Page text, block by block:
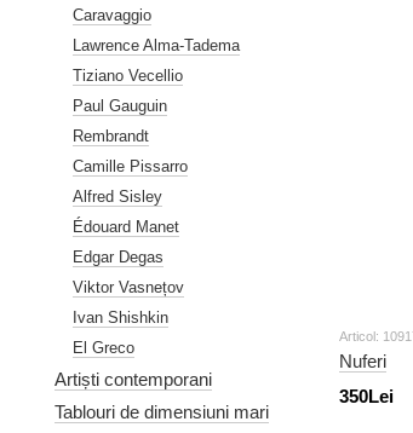
Articol:
Nuferi
350Lei
Caravaggio
Lawrence Alma-Tadema
Tiziano Vecellio
Paul Gauguin
Rembrandt
Camille Pissarro
Alfred Sisley
Édouard Manet
Edgar Degas
Viktor Vasnețov
Ivan Shishkin
El Greco
Artiști contemporani
Tablouri de dimensiuni mari